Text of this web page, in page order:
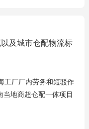
及城市仓配物流标
工厂厂内劳务和短驳作
地商超仓配一体项目